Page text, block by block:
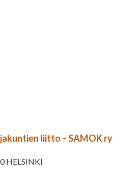
liitto – SAMOK ry
HELSINKI